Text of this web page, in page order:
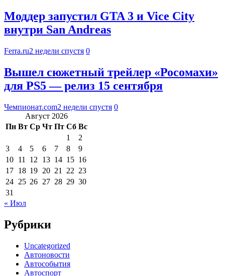
Моддер запустил GTA 3 и Vice City
внутри San Andreas
Ferra.ru2 недели спустя 0
Вышел сюжетный трейлер «Росомахи»
для PS5 — релиз 15 сентября
Чемпионат.com2 недели спустя 0
Август 2026
Пн Вт Ср Чт Пт Сб Вс
1
2
3
4 5 6 7 8
9
10 11 12 13 14 15 16
17 18 19 20 21 22 23
24 25 26 27 28 29 30
31
« Июл
Рубрики
Uncategorized
Автоновости
Автособытия
Автоспорт